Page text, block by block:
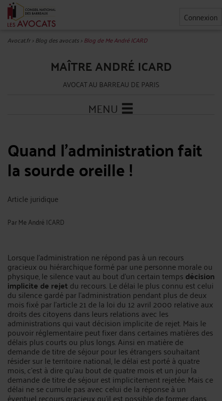
Connexion
Avocat.fr>Blog des avocats>Blog de Me André ICARD
MAÎTRE ANDRÉ ICARD
AVOCAT AU BARREAU DE PARIS
MENU
Quand l'administration fait
la sourde oreille !
Article juridique
ParMe André ICARD
Lorsque l'administration ne répond pas à un recours
gracieux ou hiérarchique formé par une personne morale ou
physique, le silence vaut au bout d'un certain temps décision
implicite de rejetdu recours. Le délai le plus connu est celui
du silence gardé par l'administration pendant plus de deux
mois fixé par l'article 21 de la loi du 12 avril 2000 relative aux
droits des citoyens dans leurs relations avec les
administrations qui vaut décision implicite de rejet. Mais le
pouvoir réglementaire peut fixer dans certaines matières des
délais plus courts ou plus longs. Ainsi en matière de
demande de titre de séjour pour les étrangers souhaitant
résider sur le territoire national, le délai est porté à quatre
mois, c'est à dire qu'au bout de quatre mois et un jour la
demande de titre de séjour est implicitement rejetée. Mais ce
délai ne se cumule pas avec celui de la réponse à un
éventuel recours gracieux qu'il est possible de former dans